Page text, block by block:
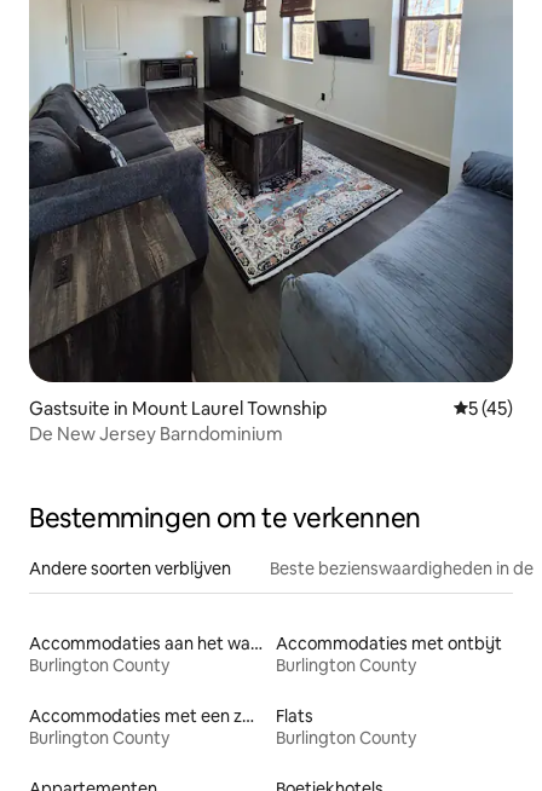
Gastsuite in Mount Laurel Township
5 (45)
De New Jersey Barndominium
Bestemmingen om te verkennen
Andere soorten verblijven Beste bezienswaardigheden in de
Accommodaties aan het water
Burlington County
Accommodaties met ontbijt
Burlington County
Accommodaties met een zwembad
Burlington County
Flats
Burlington County